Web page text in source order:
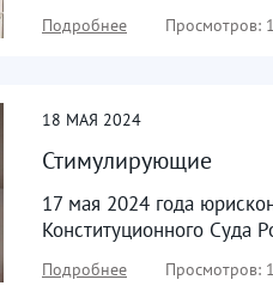
Подробнее Просмотров:
18 МАЯ 2024
Стимулирующие
17 мая 2024 года
Конституционного Суда
Подробнее Просмотров: